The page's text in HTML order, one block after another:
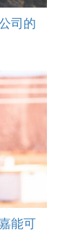
司的
能可